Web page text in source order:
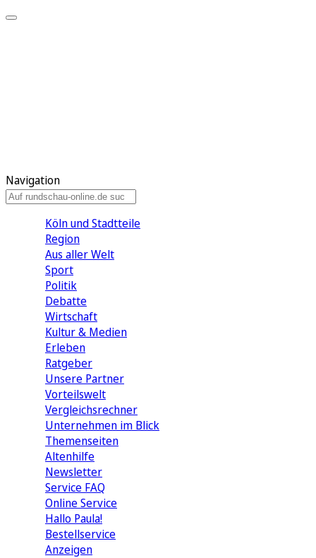
Navigation
Köln und Stadtteile
Region
Aus aller Welt
Sport
Politik
Debatte
Wirtschaft
Kultur & Medien
Erleben
Ratgeber
Unsere Partner
Vorteilswelt
Vergleichsrechner
Unternehmen im Blick
Themenseiten
Altenhilfe
Newsletter
Service FAQ
Online Service
Hallo Paula!
Bestellservice
Anzeigen